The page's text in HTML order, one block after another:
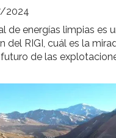
2024
de energías limpias es
del RIGI, cuál es la
de las